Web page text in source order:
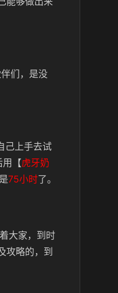
们，是没
己上手去试
用【虎牙奶
75小时了。
大家，到时
攻略的，到